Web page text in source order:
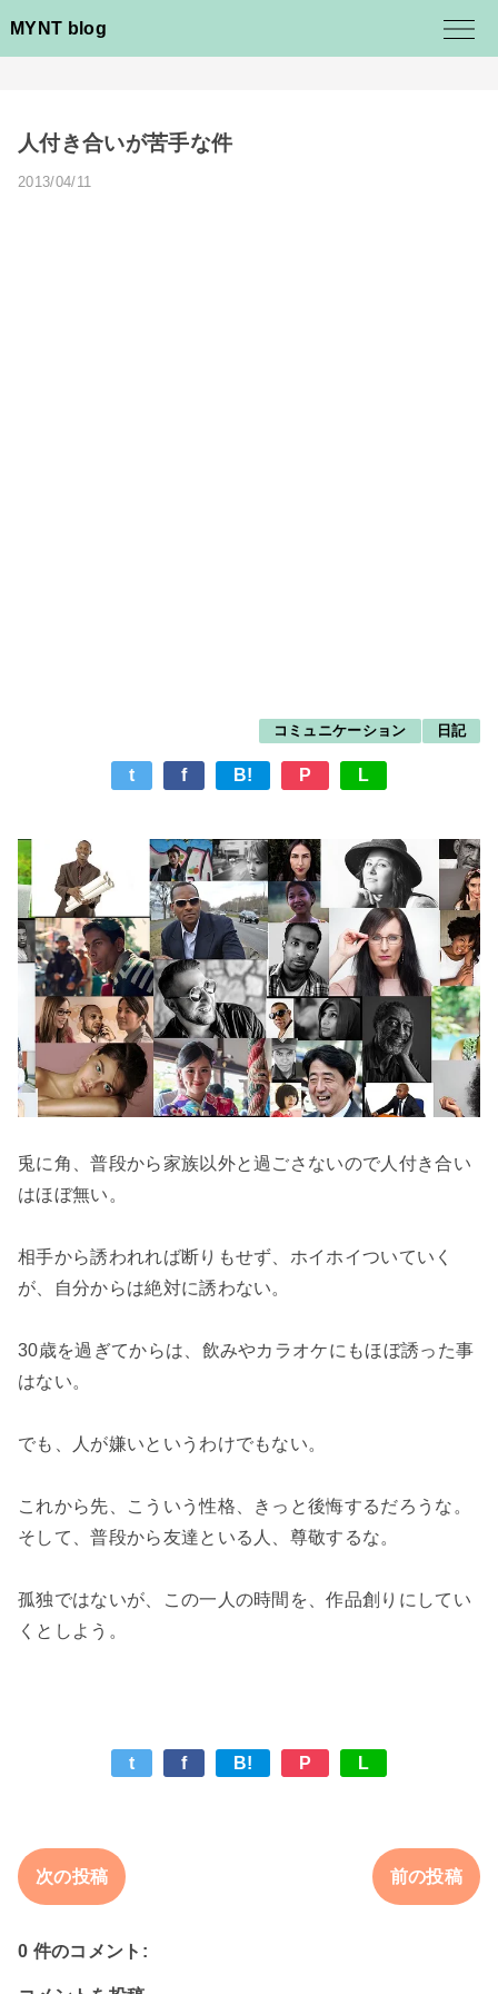
MYNT blog
人付き合いが苦手な件
2013/04/11
コミュニケーション 日記
t f B! P L
兎に角、普段から家族以外と過ごさないので人付き合い
はほぼ無い。
相手から誘われれば断りもせず、ホイホイついていく
が、自分からは絶対に誘わない。
30歳を過ぎてからは、飲みやカラオケにもほぼ誘った事
はない。
でも、人が嫌いというわけでもない。
これから先、こういう性格、きっと後悔するだろうな。
そして、普段から友達といる人、尊敬するな。
孤独ではないが、この一人の時間を、作品創りにしてい
t f B! P L
次の投稿 前の投稿
0 件のコメント: